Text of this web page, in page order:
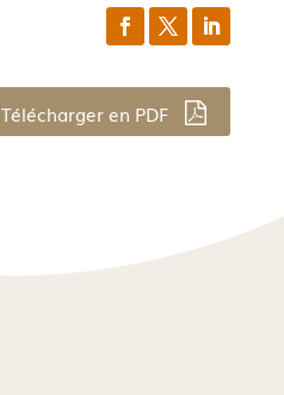
Télécharger en PDF